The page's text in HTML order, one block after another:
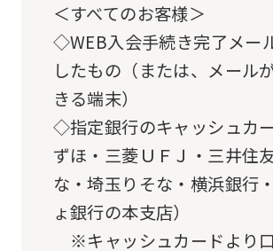
＜すべてのお客様＞
◇WEB入会手続き完了メー
したもの（または、メール
きる端末）
◇指定銀行のキャッシュカ
ずほ・三菱ＵＦＪ・三井住
な・埼玉りそな・横浜銀行
ょ銀行の本支店）
※キャッシュカードより
if
you
use
an
service,
the